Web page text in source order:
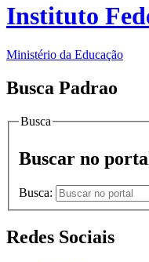
Instituto
Ministério da Educação
Busca Padrao
Busca
Buscar no portal
Busca:
Redes Sociais